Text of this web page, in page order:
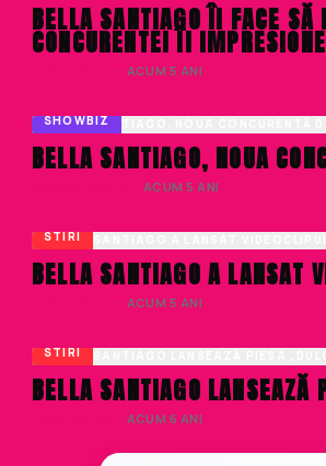
BELLA SANTIAGO ÎI FACE
CONCURENTEI ÎI
· ACUM 5 ANI
SHOWBIZ
BELLA SANTIAGO, NOUA
· ACUM 5 ANI
STIRI
BELLA SANTIAGO A LANSAT
· ACUM 5 ANI
STIRI
BELLA SANTIAGO LANSEAZĂ
· ACUM 6 ANI